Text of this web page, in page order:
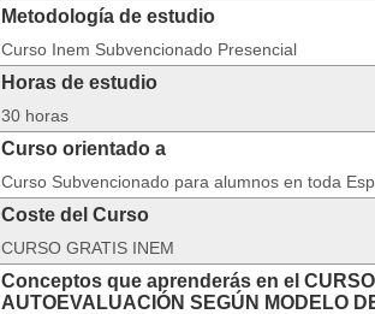
Metodología de estudio
Curso Inem Subvencionado Presencial
Horas de estudio
30 horas
Curso orientado a
Curso Subvencionado para alumnos en toda
Coste del Curso
CURSO GRATIS INEM
Conceptos que aprenderás en el
AUTOEVALUACIÓN SEGÚN MODELO